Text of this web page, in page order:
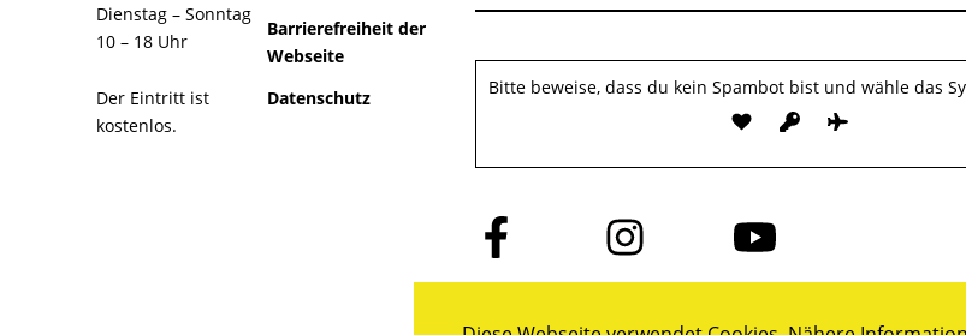
Dienstag – Sonntag
10 – 18 Uhr
Der Eintritt ist
kostenlos.
Barrierefreiheit der
Webseite
Datenschutz
Bitte beweise, dass du kein Spambot bist und wähle das
Folge
uns
auf
Folge
uns
auf
Folge
uns
auf